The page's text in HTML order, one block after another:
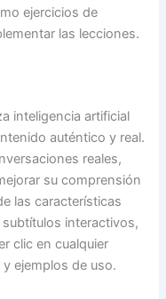
ejercicios de
las lecciones.
inteligencia artificial
auténtico y real.
reales,
su comprensión
las características
interactivos,
clic en cualquier
ejemplos de uso.